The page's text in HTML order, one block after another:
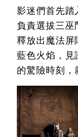
影迷們首先踏
負責選拔三巫
釋放出魔法屏
藍色火焰，見
的驚險時刻，